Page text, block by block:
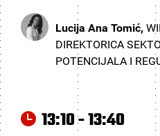
Lucija Ana Tomić,
DIREKTORICA
POTENCIJALA I
13:10 - 13:40